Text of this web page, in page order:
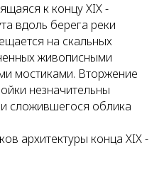
к концу XIX -
вдоль берега реки
на скальных
живописными
мостиками. Вторжение
незначительны
сложившегося облика
архитектуры конца XIX -